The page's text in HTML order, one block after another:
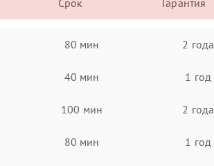
Срок Гарантия
80 мин 2 года
40 мин 1 год
100 мин 2 года
80 мин 1 год